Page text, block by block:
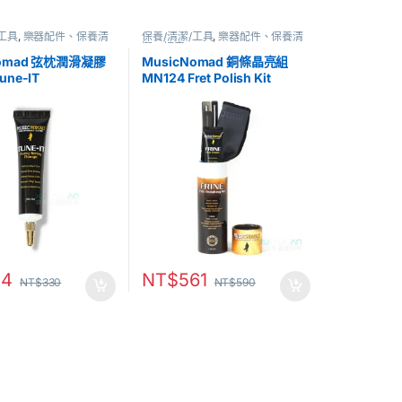
具, 樂器配件、保養清
弦枕潤滑凝膠
IT
NT$330
保養/清潔/工具,樂器配件、保養清
潔、調音
MusicNomad 銅條晶亮組
MN124 Fret Polish Kit
NT$561 NT$590